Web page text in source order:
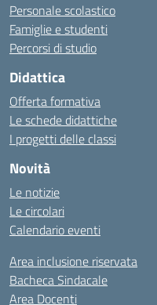
Personale scolastico
Famiglie e studenti
Percorsi di studio
Didattica
Offerta formativa
Le schede didattiche
I progetti delle classi
Novità
Le notizie
Le circolari
Calendario eventi
Area inclusione riservata
Bacheca Sindacale
Area Docenti